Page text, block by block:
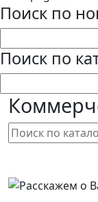
Поиск по
Поиск по